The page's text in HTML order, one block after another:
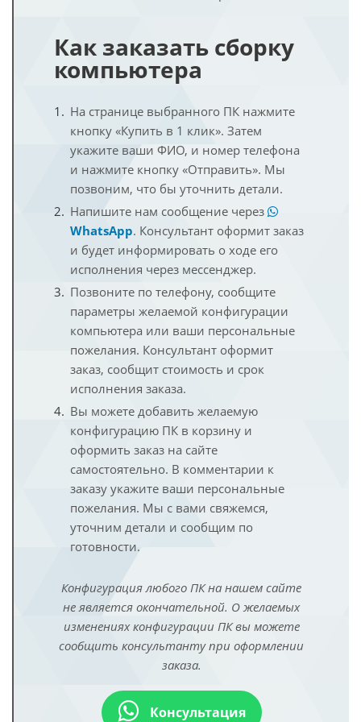
Как заказать сборку
компьютера
На странице выбранного ПК нажмите
кнопку «Купить в 1 клик». Затем
укажите ваши ФИО, и номер телефона
и нажмите кнопку «Отправить». Мы
позвоним, что бы уточнить детали.
Напишите нам сообщение через
WhatsApp. Консультант оформит заказ
и будет информировать о ходе его
исполнения через мессенджер.
Позвоните по телефону, сообщите
параметры желаемой конфигурации
компьютера или ваши персональные
пожелания. Консультант оформит
заказ, сообщит стоимость и срок
исполнения заказа.
Вы можете добавить желаемую
конфигурацию ПК в корзину и
оформить заказ на сайте
самостоятельно. В комментарии к
заказу укажите ваши персональные
пожелания. Мы с вами свяжемся,
уточним детали и сообщим по
готовности.
Конфигурация любого ПК на нашем сайте
не является окончательной. О желаемых
изменениях конфигурации ПК вы можете
сообщить консультанту при оформлении
заказа.
Консультация